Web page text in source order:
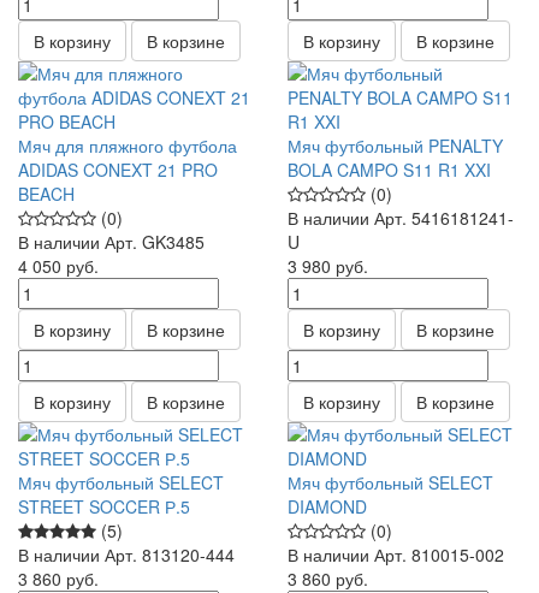
В корзину В корзине В корзину В корзине
Мяч для пляжного футбола
ADIDAS CONEXT 21 PRO
BEACH
(0)
В наличии Арт. GK3485
4 050 руб.
В корзину В корзине
В корзину В корзине
Мяч футбольный PENALTY
BOLA CAMPO S11 R1 XXI
(0)
В наличии Арт. 5416181241-
U
3 980 руб.
В корзину В корзине
В корзину В корзине
Мяч футбольный SELECT
STREET SOCCER Р.5
(5)
В наличии Арт. 813120-444
3 860 руб.
Мяч футбольный SELECT
DIAMOND
(0)
В наличии Арт. 810015-002
3 860 руб.